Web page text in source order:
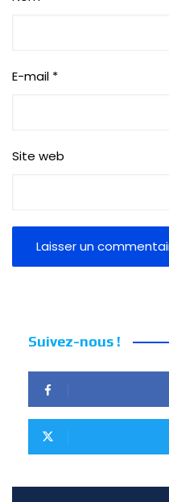
E-mail *
Site web
Suivez-nous !